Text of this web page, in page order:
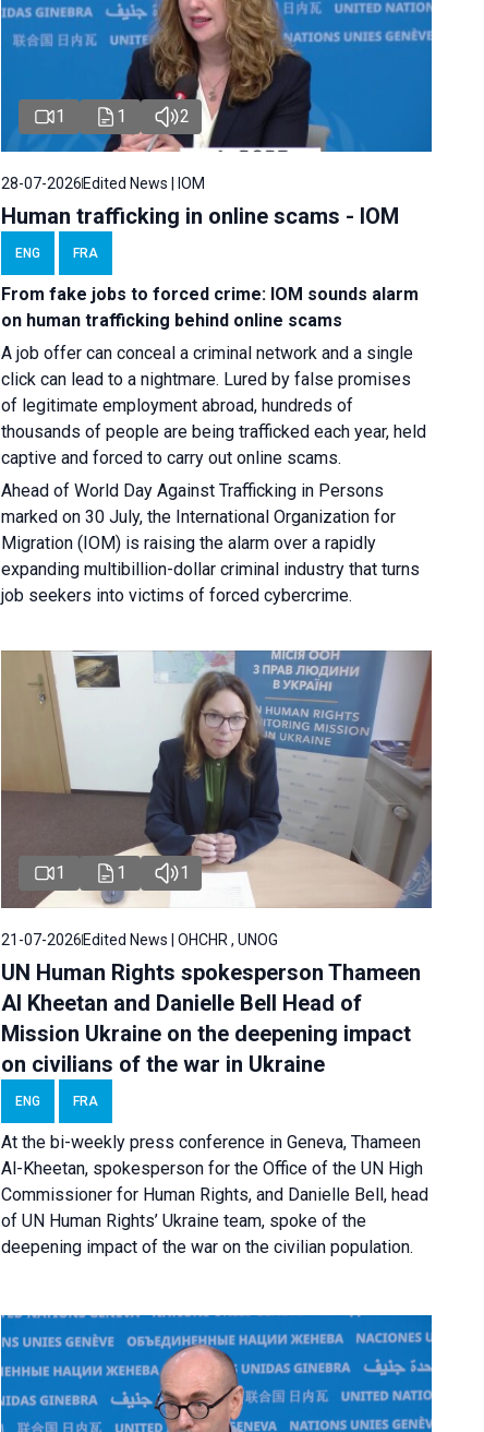
1 1 2
28-07-2026Edited News | IOM
Human trafficking in online scams - IOM
ENG FRA
From fake jobs to forced crime: IOM sounds alarm
on human trafficking behind online scams
A job offer can conceal a criminal network and a single
click can lead to a nightmare. Lured by false promises
of legitimate employment abroad, hundreds of
thousands of people are being trafficked each year, held
captive and forced to carry out online scams.
Ahead of World Day Against Trafficking in Persons
marked on 30 July, the International Organization for
Migration (IOM) is raising the alarm over a rapidly
expanding multibillion-dollar criminal industry that turns
job seekers into victims of forced cybercrime.
1 1 1
21-07-2026Edited News | OHCHR , UNOG
UN Human Rights spokesperson Thameen
Al Kheetan and Danielle Bell Head of
Mission Ukraine on the deepening impact
on civilians of the war in Ukraine
ENG FRA
At the bi-weekly press conference in Geneva, Thameen
Al-Kheetan, spokesperson for the Office of the UN High
Commissioner for Human Rights, and Danielle Bell, head
of UN Human Rights’ Ukraine team, spoke of the
deepening impact of the war on the civilian population.